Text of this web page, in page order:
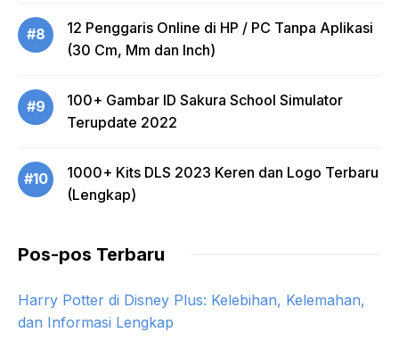
#8
12 Penggaris Online di HP / PC Tanpa Aplikasi
(30 Cm, Mm dan Inch)
#9
100+ Gambar ID Sakura School Simulator
Terupdate 2022
#10
1000+ Kits DLS 2023 Keren dan Logo Terbaru
(Lengkap)
Pos-pos Terbaru
Harry Potter di Disney Plus: Kelebihan, Kelemahan,
dan Informasi Lengkap